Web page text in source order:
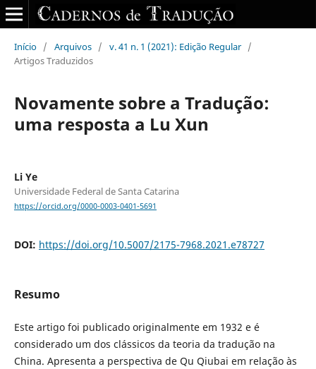
Início / Arquivos / v. 41 n. 1 (2021): Edição Regular /
Artigos Traduzidos
Novamente sobre a Tradução:
uma resposta a Lu Xun
Li Ye
Universidade Federal de Santa Catarina
https://orcid.org/0000-0003-0401-5691
DOI: https://doi.org/10.5007/2175-7968.2021.e78727
Resumo
Este artigo foi publicado originalmente em 1932 e é
considerado um dos clássicos da teoria da tradução na
China. Apresenta a perspectiva de Qu Qiubai em relação às